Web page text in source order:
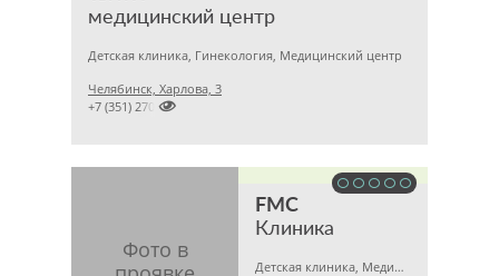
медицинский центр
Детская клиника, Гинекология, Медицинский центр
Челябинск, Харлова, 3

+7 (351) 2709595
FMC
Клиника
Детская клиника, Медицинская лаборатория, Гинекология